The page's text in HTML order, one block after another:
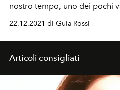
nostro tempo, uno dei pochi
22.12.2021 di Guia Rossi
Articoli consigliati